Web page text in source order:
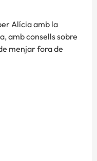
Alícia amb la
amb consells sobre
menjar fora de